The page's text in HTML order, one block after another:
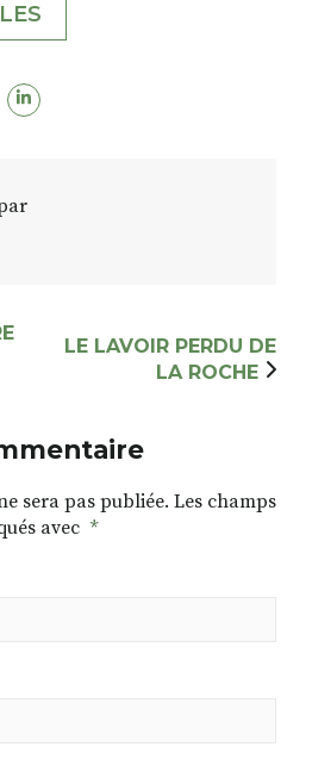
LE LAVOIR PERDU DE
LA ROCHE
sera pas publiée. Les champs
avec *